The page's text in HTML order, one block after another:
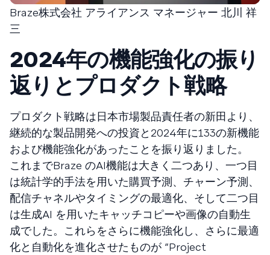
Braze株式会社 アライアンス マネージャー 北川 祥
三
2024年の機能強化の振り
返りとプロダクト戦略
プロダクト戦略は日本市場製品責任者の新田より、
継続的な製品開発への投資と2024年に133の新機能
および機能強化があったことを振り返りました。
これまでBraze のAI機能は大きく二つあり、一つ目
は統計学的手法を用いた購買予測、チャーン予測、
配信チャネルやタイミングの最適化、そして二つ目
は生成AI を用いたキャッチコピーや画像の自動生
成でした。これらをさらに機能強化し、さらに最適
化と自動化を進化させたものが ”Project